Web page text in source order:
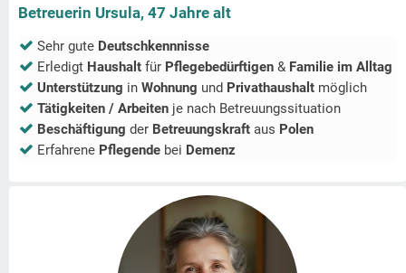
Betreuerin Ursula, 47 Jahre alt
Sehr gute Deutschkennnisse
Erledigt Haushalt für Pflegebedürftigen & Familie im Alltag
Unterstützung in Wohnung und Privathaushalt möglich
Tätigkeiten / Arbeiten je nach Betreuungssituation
Beschäftigung der Betreuungskraft aus Polen
Erfahrene Pflegende bei Demenz